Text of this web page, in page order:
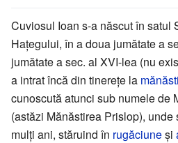
Cuviosul Ioan s-a născut în satul
Hațegului, în a doua jumătate a
jumătate a sec. al XVI-lea (nu
a intrat încă din tinerețe la
cunoscută atunci sub numele de
(astăzi Mănăstirea Prislop), unde
mulți ani, stăruind în rugăciuneși